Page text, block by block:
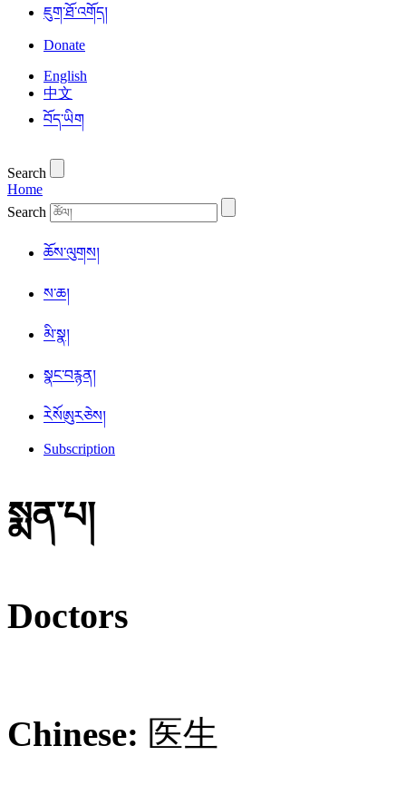
ཇུག་ཐོ་འགོད།
Donate
English
中文
བོད་ཡིག
Search
Home
Search
ཆོས་ལུགས།
ས་ཆ།
མི་སྣ།
སྣང་བརྙན།
ཪེསོཨུརཅེས།
Subscription
སྨན་པ།
Doctors
Chinese: 医生